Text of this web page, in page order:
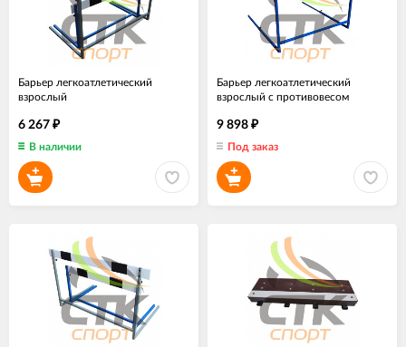
Барьер легкоатлетический
взрослый
6 267 ₽
В наличии
Барьер легкоатлетический
взрослый с противовесом
9 898 ₽
Под заказ